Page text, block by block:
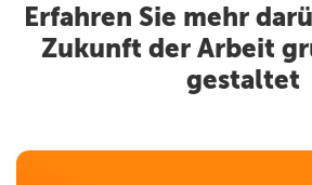
Erfahren Sie mehr
Zukunft der Arbeit
gestaltet